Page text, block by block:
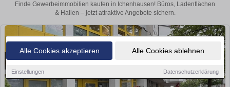
Alle Cookies akzeptieren Alle Cookies ablehnen
Einstellungen Datenschutzerklärung
Finde Gewerbeimmobilien kaufen in Ichenhausen! Büros, Ladenflächen
& Hallen – jetzt attraktive Angebote sichern.